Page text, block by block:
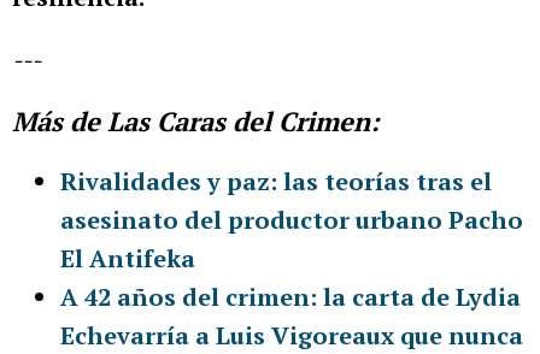
---
Más de Las Caras del Crimen:
Rivalidades y paz: las teorías tras el
asesinato del productor urbano Pacho
El Antifeka
A 42 años del crimen: la carta de Lydia
Echevarría a Luis Vigoreaux que nunca